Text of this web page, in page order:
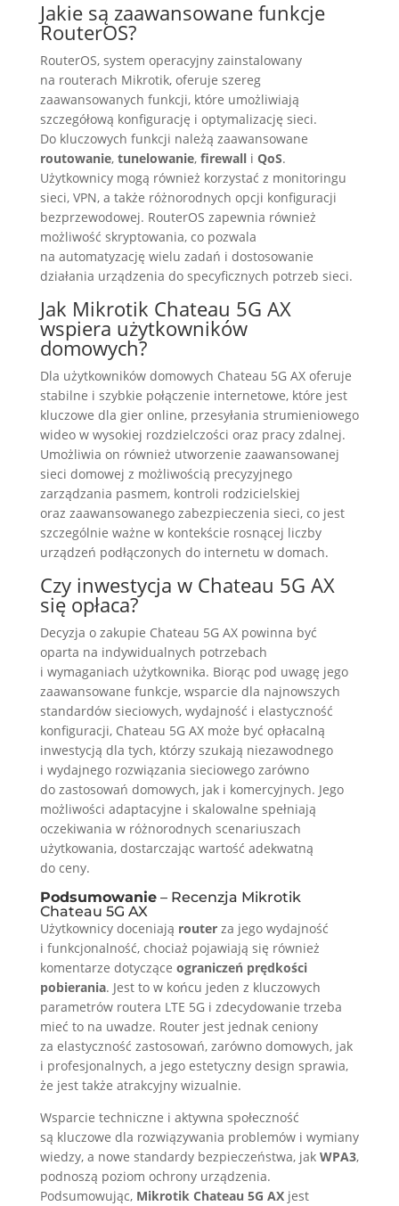
Jakie są zaawansowane funkcje
RouterOS?
RouterOS, system operacyjny zainstalowany
na routerach Mikrotik, oferuje szereg
zaawansowanych funkcji, które umożliwiają
szczegółową konfigurację i optymalizację sieci.
Do kluczowych funkcji należą zaawansowane
routowanie, tunelowanie, firewalli QoS.
Użytkownicy mogą również korzystać z monitoringu
sieci, VPN, a także różnorodnych opcji konfiguracji
bezprzewodowej. RouterOS zapewnia również
możliwość skryptowania, co pozwala
na automatyzację wielu zadań i dostosowanie
działania urządzenia do specyficznych potrzeb sieci.
Jak Mikrotik Chateau 5G AX
wspiera użytkowników
domowych?
Dla użytkowników domowych Chateau 5G AX oferuje
stabilne i szybkie połączenie internetowe, które jest
kluczowe dla gier online, przesyłania strumieniowego
wideo w wysokiej rozdzielczości oraz pracy zdalnej.
Umożliwia on również utworzenie zaawansowanej
sieci domowej z możliwością precyzyjnego
zarządzania pasmem, kontroli rodzicielskiej
oraz zaawansowanego zabezpieczenia sieci, co jest
szczególnie ważne w kontekście rosnącej liczby
urządzeń podłączonych do internetu w domach.
Czy inwestycja w Chateau 5G AX
się opłaca?
Decyzja o zakupie Chateau 5G AX powinna być
oparta na indywidualnych potrzebach
i wymaganiach użytkownika. Biorąc pod uwagę jego
zaawansowane funkcje, wsparcie dla najnowszych
standardów sieciowych, wydajność i elastyczność
konfiguracji, Chateau 5G AX może być opłacalną
inwestycją dla tych, którzy szukają niezawodnego
i wydajnego rozwiązania sieciowego zarówno
do zastosowań domowych, jak i komercyjnych. Jego
możliwości adaptacyjne i skalowalne spełniają
oczekiwania w różnorodnych scenariuszach
użytkowania, dostarczając wartość adekwatną
do ceny.
Podsumowanie– Recenzja Mikrotik
Chateau 5G AX
Użytkownicy doceniają routerza jego wydajność
i funkcjonalność, chociaż pojawiają się również
komentarze dotyczące ograniczeń prędkości
pobierania. Jest to w końcu jeden z kluczowych
parametrów routera LTE 5G i zdecydowanie trzeba
mieć to na uwadze. Router jest jednak ceniony
za elastyczność zastosowań, zarówno domowych, jak
i profesjonalnych, a jego estetyczny design sprawia,
że jest także atrakcyjny wizualnie.
Wsparcie techniczne i aktywna społeczność
są kluczowe dla rozwiązywania problemów i wymiany
wiedzy, a nowe standardy bezpieczeństwa, jak WPA3,
podnoszą poziom ochrony urządzenia.
Podsumowując, Mikrotik Chateau 5G AXjest